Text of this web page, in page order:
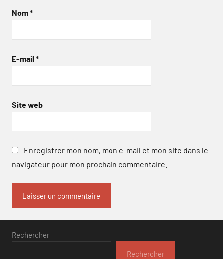
Nom*
E-mail *
Site web
Enregistrer mon nom, mon e-mail et mon site dans le
navigateur pour mon prochain commentaire.
Rechercher
Rechercher